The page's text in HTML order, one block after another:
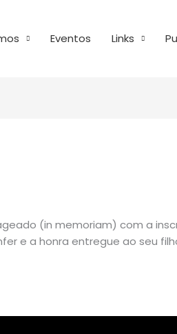
Eventos Links
(in memoriam) com a
e a honra entregue ao seu